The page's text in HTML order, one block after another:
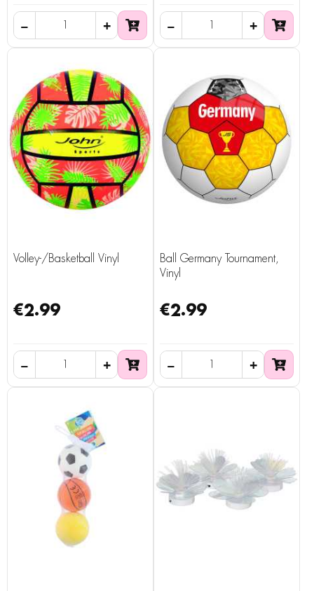
Volley-/Basketball Vinyl
€2.99
Ball Germany Tournament,
Vinyl
€2.99